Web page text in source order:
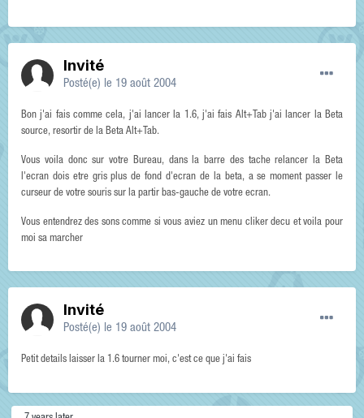
Invité
Posté(e) le 19 août 2004
Bon j'ai fais comme cela, j'ai lancer la 1.6, j'ai fais Alt+Tab j'ai lancer la Beta
source, resortir de la Beta Alt+Tab.
Vous voila donc sur votre Bureau, dans la barre des tache relancer la Beta
l'ecran dois etre gris plus de fond d'ecran de la beta, a se moment passer le
curseur de votre souris sur la partir bas-gauche de votre ecran.
Vous entendrez des sons comme si vous aviez un menu cliker decu et voila pour
moi sa marcher
Invité
Posté(e) le 19 août 2004
Petit details laisser la 1.6 tourner moi, c'est ce que j'ai fais